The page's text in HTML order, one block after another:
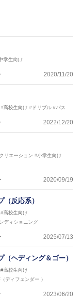
インストラクター
ー女子フットサル代
ンストラクター、AFC
サルインストラクター
イセンス・JFA公認フ
FC VIGORE 監督
センス・日本サッカー
ンス
学生向け
2020/11/20
#高校生向け #ドリブル #パス
2022/12/20
リエーション #小学生向け
2020/09/19
（反応系）
#高校生向け
ディショニング
2025/07/13
（ヘディング＆ゴー）
#高校生向け
ディフェンダー ）
2023/06/20